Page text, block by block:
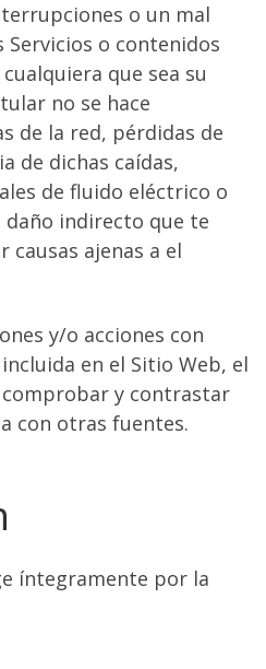
o un mal
o contenidos
que sea su
no se hace
de la red, pérdidas de
de dichas caídas,
de fluido eléctrico o
indirecto que te
causas ajenas a el
y/o acciones con
en el Sitio Web, el
y contrastar
con otras fuentes.
íntegramente por la